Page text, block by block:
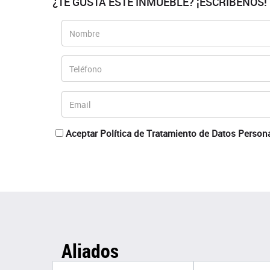
Aceptar Política de Tratamiento de Datos
Aliados